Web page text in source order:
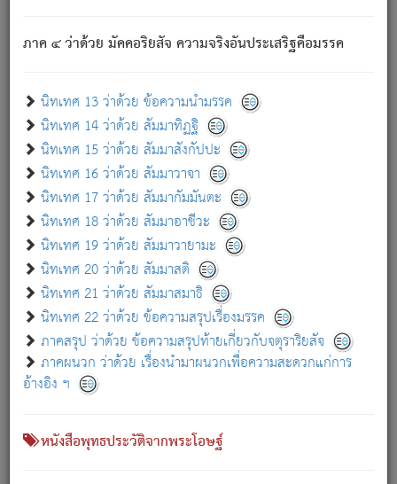
ภาค ๔ ว่าด้วย มัคคอริยสัจ ความจริงอันประเสริฐคือมรรค
นิทเทศ 13 ว่าด้วย ข้อความนำมรรค
นิทเทศ 14 ว่าด้วย สัมมาทิฏฐิ
นิทเทศ 15 ว่าด้วย สัมมาสังกัปปะ
นิทเทศ 16 ว่าด้วย สัมมาวาจา
นิทเทศ 17 ว่าด้วย สัมมากัมมันตะ
นิทเทศ 18 ว่าด้วย สัมมาอาชีวะ
นิทเทศ 19 ว่าด้วย สัมมาวายามะ
นิทเทศ 20 ว่าด้วย สัมมาสติ
นิทเทศ 21 ว่าด้วย สัมมาสมาธิ
นิทเทศ 22 ว่าด้วย ข้อความสรุปเรื่องมรรค
ภาคสรุป ว่าด้วย ข้อความสรุปท้ายเกี่ยวกับจตุราริยสัจ
ภาคผนวก ว่าด้วย เรื่องนำมาผนวกเพื่อความสะดวกแก่การ
อ้างอิง ฯ
หนังสือพุทธประวัติจากพระโอษฐ์
เกี่ยวกับธรรมโฆษณ์ออนไลน์ (Disclaimer)
แม้ระบบ "ธรรมโฆษณ์ออนไลน์" พยายามปรับปรุงข้อมูลให้ถูกต้องมากที่สุด
ผู้ศึกษาก็พึงตรวจสอบกับตัวเล่มหนังสือต้นฉบับ ที่มีการพิมพ์ครั้งล่าสุด
ก่อนนำข้อมูลไปใช้ในการอ้างอิง"
เกี่ยวกับอัตถจารี|เกี่ยวกับการพัฒนา|แจ้งข้อผิดพลาด / แนะนำ
หนังสือที่เกี่ยวข้อง